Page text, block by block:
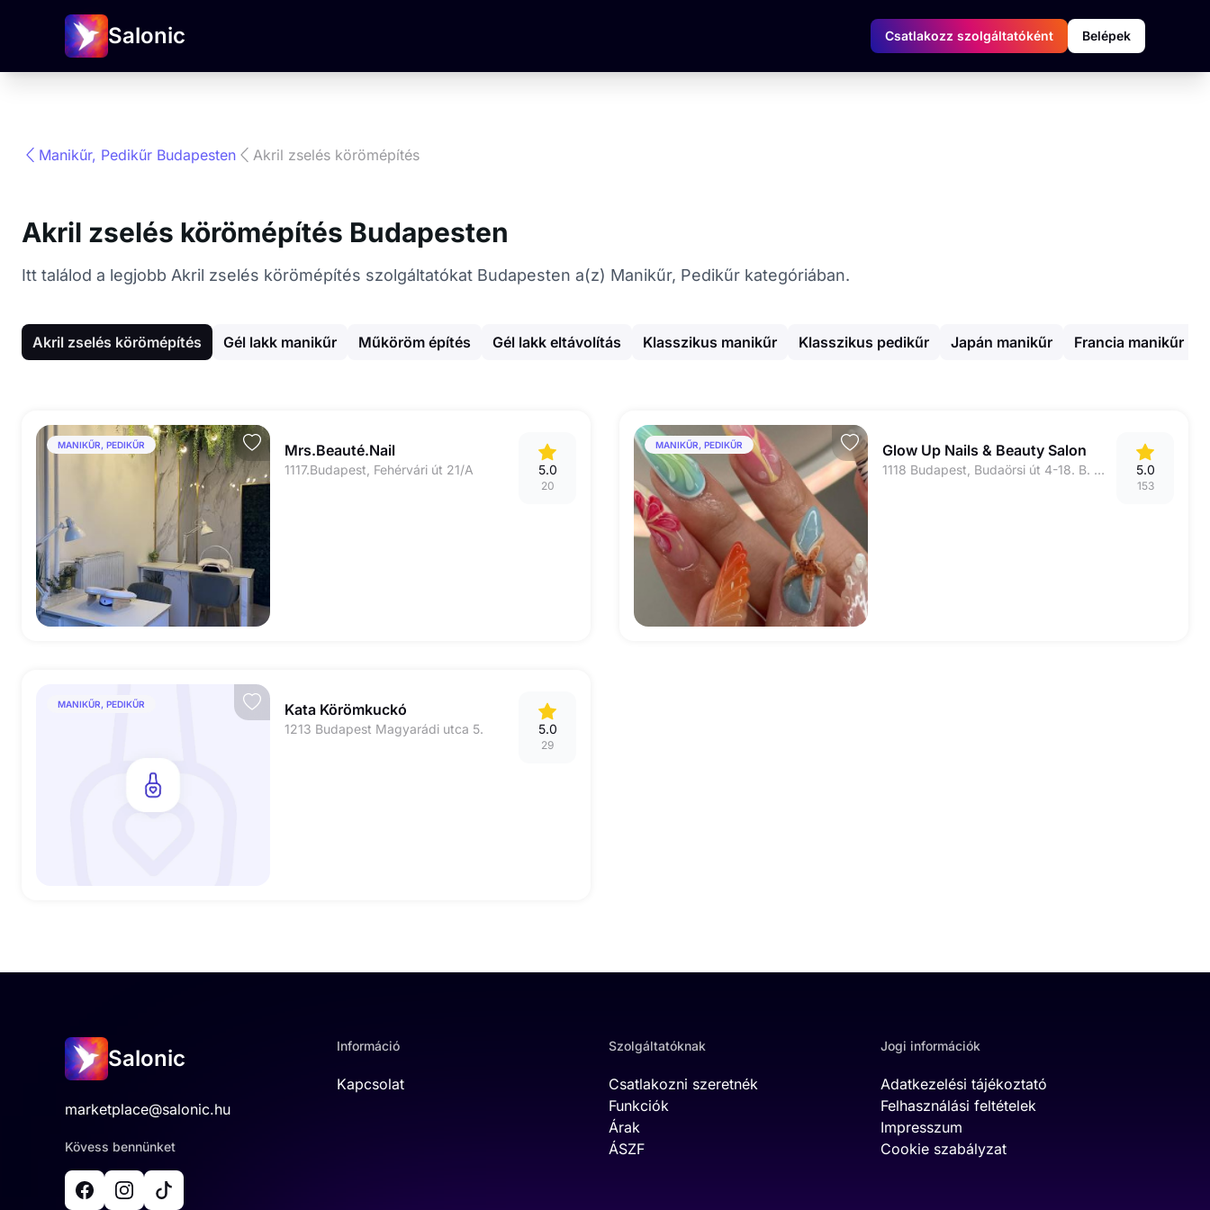
Salonic Csatlakozz szolgáltatóként Belépek
Manikűr, Pedikűr Budapesten Akril zselés körömépítés
Akril zselés körömépítés Budapesten
Itt találod a legjobb Akril zselés körömépítés szolgáltatókat Budapesten a(z) Manikűr, Pedikűr kategóriában.
Akril zselés körömépítés Gél lakk manikűr Műköröm építés Gél lakk eltávolítás Klasszikus manikűr Klasszikus pedikűr Japán manikűr Francia manikűr
MANIKŰR, PEDIKŰR Mrs.Beauté.Nail
1117.Budapest, Fehérvári út 21/A 5.0
20
MANIKŰR, PEDIKŰR Glow Up Nails & Beauty Salon
1118 Budapest, Budaörsi út 4-18. B. ép. BAH- csomópont, a buszmegálló mögött 5.0
153
MANIKŰR, PEDIKŰR Kata Körömkuckó
1213 Budapest Magyarádi utca 5. 5.0
29
Salonic
marketplace@salonic.hu
Kövess bennünket
Információ
Kapcsolat
Szolgáltatóknak
Csatlakozni szeretnék
Funkciók
Árak
ÁSZF
Jogi információk
Adatkezelési tájékoztató
Felhasználási feltételek
Impresszum
Cookie szabályzat